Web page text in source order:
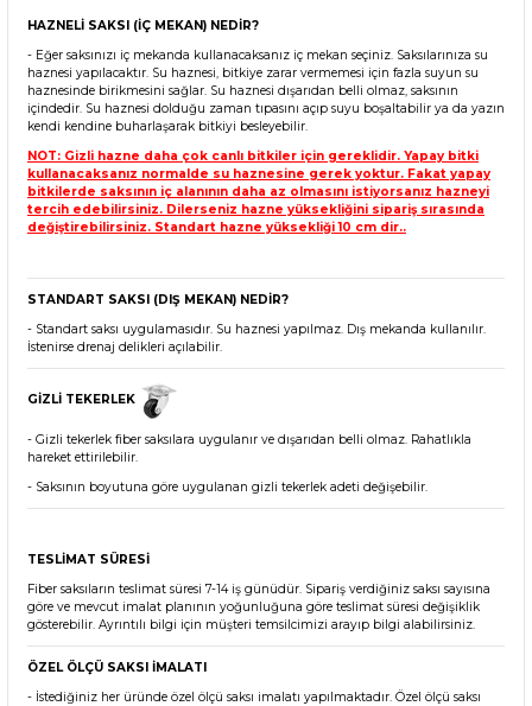
HAZNELİ SAKSI (İÇ MEKAN) NEDİR?
- Eğer saksınızı iç mekanda kullanacaksanız iç mekan seçiniz. Saksılarınıza su
haznesi yapılacaktır. Su haznesi, bitkiye zarar vermemesi için fazla suyun su
haznesinde birikmesini sağlar. Su haznesi dışarıdan belli olmaz, saksının
içindedir. Su haznesi dolduğu zaman tıpasını açıp suyu boşaltabilir ya da yazın
kendi kendine buharlaşarak bitkiyi besleyebilir.
NOT: Gizli hazne daha çok canlı bitkiler için gereklidir. Yapay bitki
kullanacaksanız normalde su haznesine gerek yoktur. Fakat yapay
bitkilerde saksının iç alanının daha az olmasını istiyorsanız hazneyi
tercih edebilirsiniz. Dilerseniz hazne yüksekliğini sipariş sırasında
değiştirebilirsiniz. Standart hazne yüksekliği 10 cm dir..
STANDART SAKSI (DIŞ MEKAN) NEDİR?
- Standart saksı uygulamasıdır. Su haznesi yapılmaz. Dış mekanda kullanılır.
İstenirse drenaj delikleri açılabilir.
GİZLİ TEKERLEK
- Gizli tekerlek fiber saksılara uygulanır ve dışarıdan belli olmaz. Rahatlıkla
hareket ettirilebilir.
- Saksının boyutuna göre uygulanan gizli tekerlek adeti değişebilir.
TESLİMAT SÜRESİ
Fiber saksıların teslimat süresi 7-14 iş günüdür. Sipariş verdiğiniz saksı sayısına
göre ve mevcut imalat planının yoğunluğuna göre teslimat süresi değişiklik
gösterebilir. Ayrıntılı bilgi için müşteri temsilcimizi arayıp bilgi alabilirsiniz.
ÖZEL ÖLÇÜ SAKSI İMALATI
- İstediğiniz her üründe özel ölçü saksı imalatı yapılmaktadır. Özel ölçü saksı